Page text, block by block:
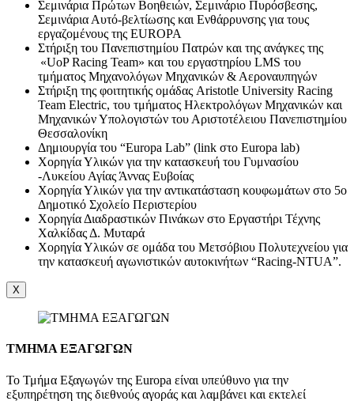
Σεμινάρια Πρώτων Βοηθειών, Σεμινάριο Πυρόσβεσης,
Σεμινάρια Αυτό-βελτίωσης και Ενθάρρυνσης για τους
εργαζομένους της EUROPA
Στήριξη του Πανεπιστημίου Πατρών και της ανάγκες της
«UoP Racing Team» και του εργαστηρίου LMS του
τμήματος Μηχανολόγων Μηχανικών & Αεροναυπηγών
Στήριξη της φοιτητικής ομάδας Aristotle University Racing
Team Electric, του τμήματος Ηλεκτρολόγων Μηχανικών και
Μηχανικών Υπολογιστών του Αριστοτέλειου Πανεπιστημίου
Θεσσαλονίκη
Δημιουργία του “Europa Lab” (link στο Europa lab)
Χορηγία Υλικών για την κατασκευή του Γυμνασίου
-Λυκείου Αγίας Άννας Ευβοίας
Χορηγία Υλικών για την αντικατάσταση κουφωμάτων στο 5ο
Δημοτικό Σχολείο Περιστερίου
Χορηγία Διαδραστικών Πινάκων στο Εργαστήρι Τέχνης
Χαλκίδας Δ. Μυταρά
Χορηγία Υλικών σε ομάδα του Μετσόβιου Πολυτεχνείου για
την κατασκευή αγωνιστικών αυτοκινήτων “Racing-NTUA”.
X
ΤΜΗΜΑ ΕΞΑΓΩΓΩΝ
Το Τμήμα Εξαγωγών της Europa είναι υπεύθυνο για την
εξυπηρέτηση της διεθνούς αγοράς και λαμβάνει και εκτελεί